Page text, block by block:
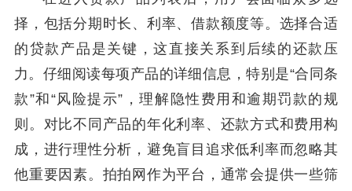
择，包括分期时长、利率、借款额度等。选择合适
的贷款产品是关键，这直接关系到后续的还款压
力。仔细阅读每项产品的详细信息，特别是“合同条
款”和“风险提示”，理解隐性费用和逾期罚款的规
则。对比不同产品的年化利率、还款方式和费用构
成，进行理性分析，避免盲目追求低利率而忽略其
他重要因素。拍拍网作为平台，通常会提供一些筛